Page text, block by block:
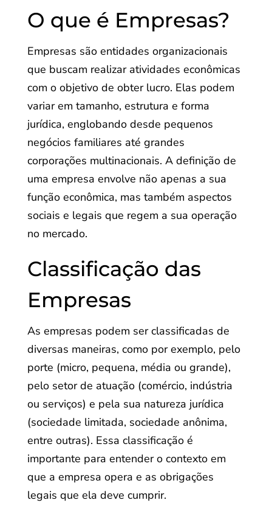
O que é Empresas?
Empresas são entidades organizacionais
que buscam realizar atividades econômicas
com o objetivo de obter lucro. Elas podem
variar em tamanho, estrutura e forma
jurídica, englobando desde pequenos
negócios familiares até grandes
corporações multinacionais. A definição de
uma empresa envolve não apenas a sua
função econômica, mas também aspectos
sociais e legais que regem a sua operação
no mercado.
Classificação das
Empresas
As empresas podem ser classificadas de
diversas maneiras, como por exemplo, pelo
porte (micro, pequena, média ou grande),
pelo setor de atuação (comércio, indústria
ou serviços) e pela sua natureza jurídica
(sociedade limitada, sociedade anônima,
entre outras). Essa classificação é
importante para entender o contexto em
que a empresa opera e as obrigações
legais que ela deve cumprir.